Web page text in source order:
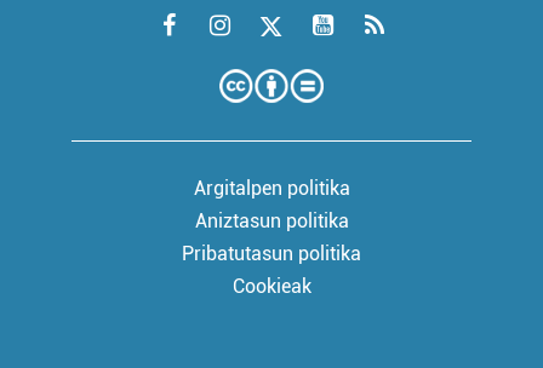
Argitalpen politika
Aniztasun politika
Pribatutasun politika
Cookieak